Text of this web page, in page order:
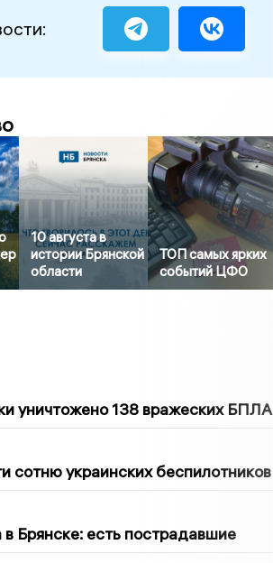
10 августа в
истории Брянской
области
ТОП самых ярких
событий ЦФО
уничтожено 138 вражеских БПЛА
сотню украинских беспилотников
Брянске: есть пострадавшие